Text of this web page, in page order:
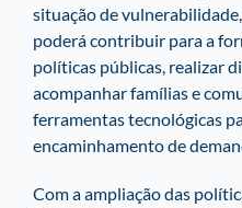
situação de
poderá contribuir para a
políticas públicas, realizar
acompanhar famílias e
ferramentas tecnológicas
encaminhamento de
Com a ampliação das